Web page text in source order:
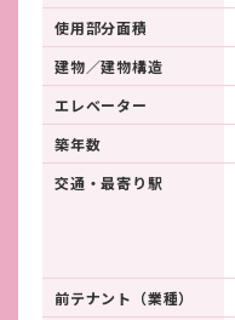
使用部分面積
建物／建物構造
エレベーター
築年数
交通・最寄り駅
前テナント（業種）